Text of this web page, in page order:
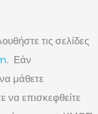
τις σελίδες
. Εάν
μάθετε
να επισκεφθείτε